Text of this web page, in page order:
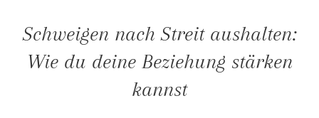
Schweigen nach Streit aushalten:
Wie du deine Beziehung stärken
kannst